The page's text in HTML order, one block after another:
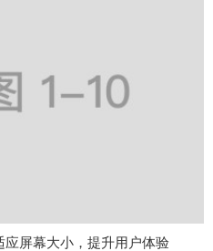
应屏幕大小，提升用户体验